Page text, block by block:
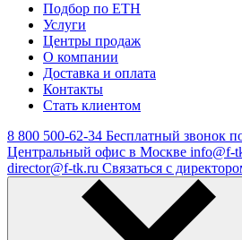
Подбор по ЕТН
Услуги
Центры продаж
О компании
Доставка и оплата
Контакты
Стать клиентом
8 800 500-62-34 Бесплатный звонок
Центральный офис в Москве info@f-
director@f-tk.ru Связаться с